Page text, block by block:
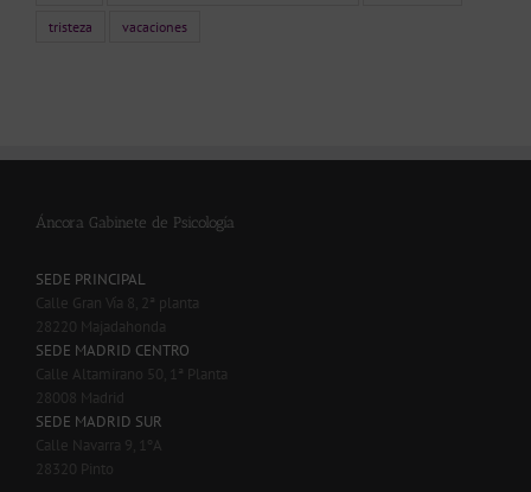
tristeza vacaciones
Áncora Gabinete de Psicología
SEDE PRINCIPAL
Calle Gran Vía 8, 2ª planta
28220 Majadahonda
SEDE MADRID CENTRO
Calle Altamirano 50, 1ª Planta
28008 Madrid
SEDE MADRID SUR
Calle Navarra 9, 1ºA
28320 Pinto